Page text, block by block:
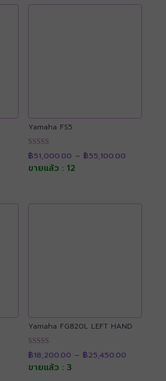
฿12,400.00
through
Yamaha FS5
ให้คะแนน
4.89
ตั้งแต่ 1-5
฿51,000.00 – ฿55,100.00range:
ขายแล้ว : 12
฿12,400.00
through
Yamaha FG820L LEFT HAND
ให้คะแนน
4.91
ตั้งแต่ 1-5
฿18,200.00 – ฿25,450.00range:
ขายแล้ว : 3